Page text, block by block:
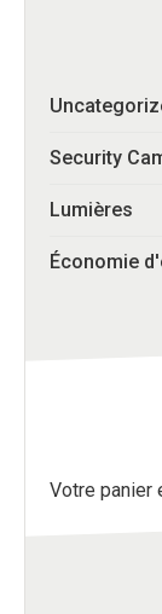
Security
Lumières
Économie
Votre panier